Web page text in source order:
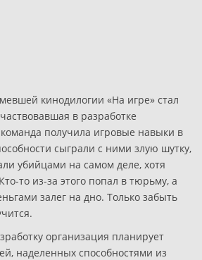
кинодилогии «На игре» стал
в разработке
получила игровые навыки в
сыграли с ними злую шутку,
убийцами на самом деле, хотя
то из-за этого попал в тюрьму, а
залег на дно. Только забыть
организация планирует
наделенных способностями из